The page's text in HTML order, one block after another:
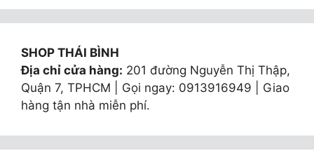
SHOP THÁI BÌNH
Địa chỉ cửa hàng: 201 đường Nguyễn Thị Thập,
Quận 7, TPHCM | Gọi ngay: 0913916949 | Giao
hàng tận nhà miễn phí.